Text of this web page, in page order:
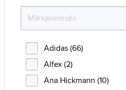
Adidas (66)
Alfex (2)
Ana Hickmann (10)